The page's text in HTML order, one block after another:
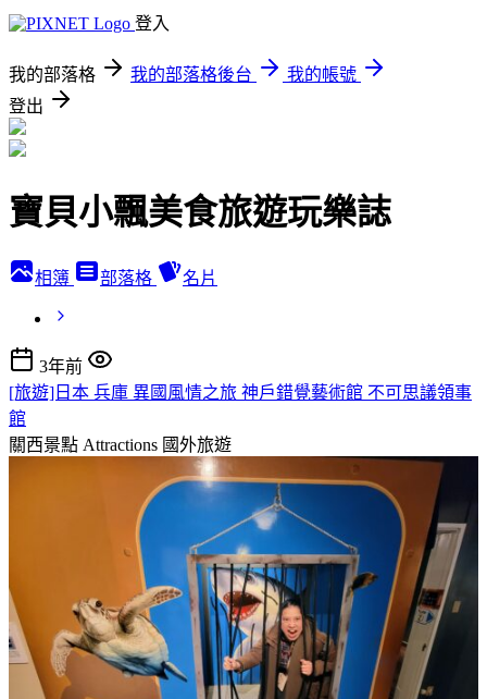
登入
我的部落格 我的部落格後台
我的帳號
登出
寶貝小飄美食旅遊玩樂誌
相簿 部落格 名片
3年前
[旅遊]日本 兵庫 異國風情之旅 神戶錯覺藝術館 不可思議領事
館
關西景點 Attractions 國外旅遊